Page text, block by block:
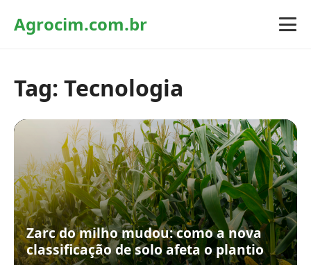
Agrocim.com.br
Tag: Tecnologia
Zarc do milho mudou: como a nova
classificação de solo afeta o plantio